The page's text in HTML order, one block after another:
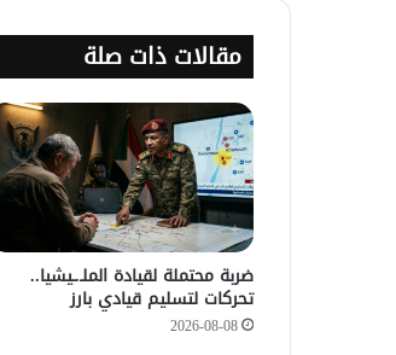
مقالات ذات صلة
ضربة محتملة لقيادة الملـ.ـيشيا..
تحركات لتسليم قيادي بارز
2026-08-08